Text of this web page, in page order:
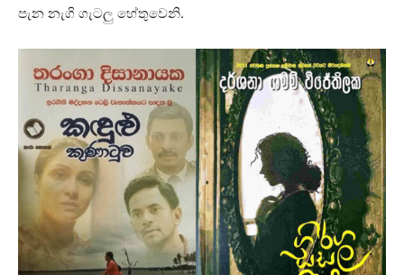
පැන නැගි ගැටලු හේතුවෙනි.